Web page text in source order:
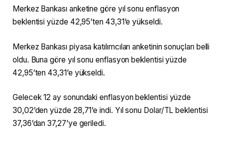
Merkez Bankası anketine göre yıl sonu enflasyon
beklentisi yüzde 42,95’ten 43,31’e yükseldi.
Merkez Bankası piyasa katılımcıları anketinin sonuçları belli
oldu. Buna göre yıl sonu enflasyon beklentisi yüzde
42,95’ten 43,31’e yükseldi.
Gelecek 12 ay sonundaki enflasyon beklentisi yüzde
30,02’den yüzde 28,71’e indi. Yıl sonu Dolar/TL beklentisi
37,36’dan 37,27’ye geriledi.